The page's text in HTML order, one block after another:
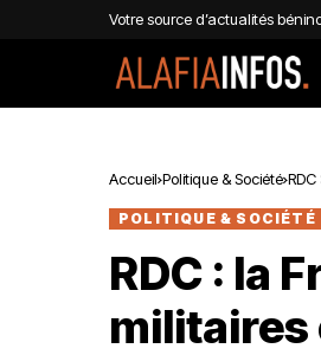
Votre source d’actualités
Accueil Politique & Société
POLITIQUE & SOCIÉTÉ
RDC : la
militaires